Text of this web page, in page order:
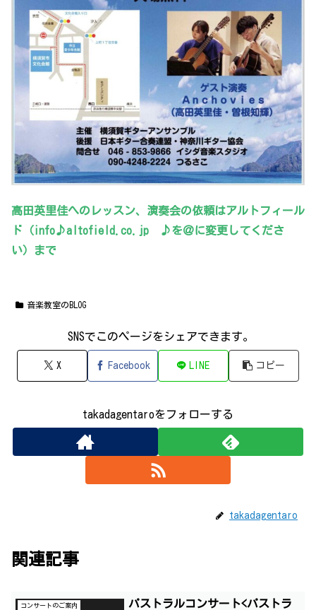
高田英里佳へのレッスン、演奏会の依頼はアルトフィール
ド（info♪altofield.co.jp ♪を＠に変更してくださ
い）まで
音楽教室のBLOG
SNSでこのページをシェアできます｡
X Facebook LINE コピー
takadagentaroをフォローする
takadagentaro
関連記事
コンサートのご案内
パストラルコンサート<パストラ